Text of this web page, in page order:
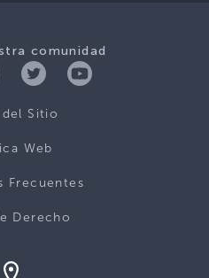
comunidad
del Sitio
Web
Frecuentes
Derecho